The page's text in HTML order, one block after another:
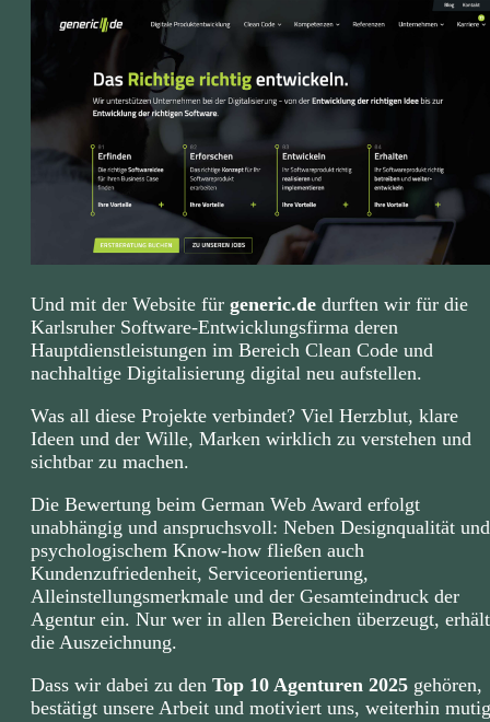
Und mit der Website für generic.de durften wir für die
Karlsruher Software-Entwicklungsfirma deren
Hauptdienstleistungen im Bereich Clean Code und
nachhaltige Digitalisierung digital neu aufstellen.
Was all diese Projekte verbindet? Viel Herzblut, klare
Ideen und der Wille, Marken wirklich zu verstehen und
sichtbar zu machen.
Die Bewertung beim German Web Award erfolgt
unabhängig und anspruchsvoll: Neben Designqualität und
psychologischem Know-how fließen auch
Kundenzufriedenheit, Serviceorientierung,
Alleinstellungsmerkmale und der Gesamteindruck der
Agentur ein. Nur wer in allen Bereichen überzeugt, erhält
die Auszeichnung.
Dass wir dabei zu den Top 10 Agenturen 2025 gehören,
bestätigt unsere Arbeit und motiviert uns, weiterhin